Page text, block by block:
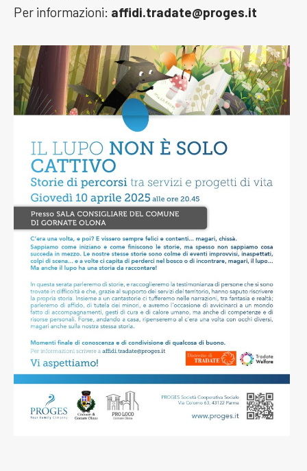
Per informazioni: affidi.tradate@proges.it